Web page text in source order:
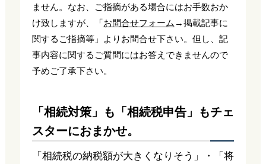
ません。なお、ご指摘がある場合にはお手数おか
け致しますが、「お問合せフォーム →掲載記事に
関するご指摘等」よりお問合せ下さい。但し、記
事内容に関するご質問にはお答えできませんので
予めご了承下さい。
「相続対策」も「相続税申告」もチェ
スターにおまかせ。
「相続税の納税額が大きくなりそう」・「将